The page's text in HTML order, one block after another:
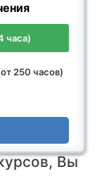
часа)
250 часов)
Вы